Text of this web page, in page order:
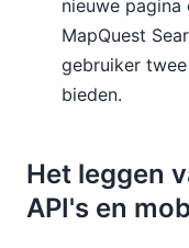
nieuwe
MapQuest
gebruiker
bieden.
Het leggen
API's en